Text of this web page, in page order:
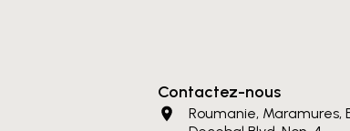
Contactez-nous
Roumanie, Maramures,